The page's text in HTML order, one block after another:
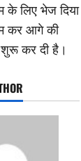
के लिए भेज दिया
कर आगे की
शुरू कर दी है।